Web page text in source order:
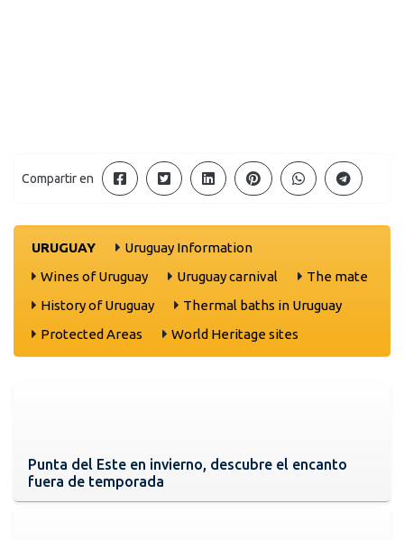
Compartir en
URUGUAY
Uruguay Information
Wines of Uruguay
Uruguay carnival
The mate
History of Uruguay
Thermal baths in Uruguay
Protected Areas
World Heritage sites
Punta del Este en invierno, descubre el encanto
fuera de temporada